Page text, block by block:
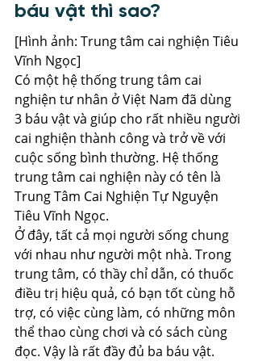
báu vật thì sao?
[Hình ảnh: Trung tâm cai nghiện Tiêu
Vĩnh Ngọc]
Có một hệ thống trung tâm cai
nghiện tư nhân ở Việt Nam đã dùng
3 báu vật và giúp cho rất nhiều người
cai nghiện thành công và trở về với
cuộc sống bình thường. Hệ thống
trung tâm cai nghiện này có tên là
Trung Tâm Cai Nghiện Tự Nguyện
Tiêu Vĩnh Ngọc.
Ở đây, tất cả mọi người sống chung
với nhau như người một nhà. Trong
trung tâm, có thầy chỉ dẫn, có thuốc
điều trị hiệu quả, có bạn tốt cùng hỗ
trợ, có việc cùng làm, có những môn
thể thao cùng chơi và có sách cùng
đọc. Vậy là rất đầy đủ ba báu vật.